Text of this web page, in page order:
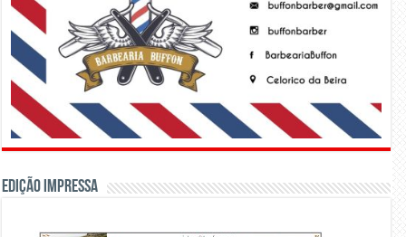
Edição Impressa